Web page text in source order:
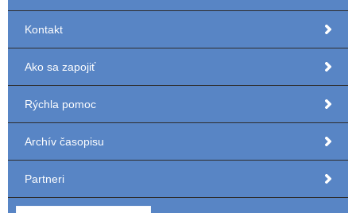
Kontakt
Ako sa zapojiť
Rýchla pomoc
Archív časopisu
Partneri